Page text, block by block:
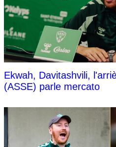
Ekwah, Davitashvili,
(ASSE) parle mercato